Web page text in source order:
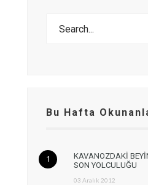
Bu Hafta
KAVANOZDAKİ
SON YOLCULUĞU
03 Aralık 2012